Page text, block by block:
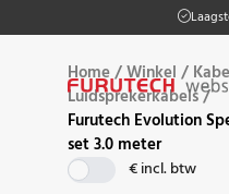
Home/Winkel /
Luidsprekerkabels/
Furutech Evolution
set 3.0 meter
€ incl. btw